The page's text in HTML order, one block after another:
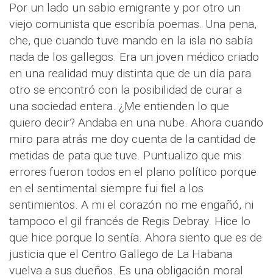
Por un lado un sabio emigrante y por otro un
viejo comunista que escribía poemas. Una pena,
che, que cuando tuve mando en la isla no sabía
nada de los gallegos. Era un joven médico criado
en una realidad muy distinta que de un día para
otro se encontró con la posibilidad de curar a
una sociedad entera. ¿Me entienden lo que
quiero decir? Andaba en una nube. Ahora cuando
miro para atrás me doy cuenta de la cantidad de
metidas de pata que tuve. Puntualizo que mis
errores fueron todos en el plano político porque
en el sentimental siempre fui fiel a los
sentimientos. A mi el corazón no me engañó, ni
tampoco el gil francés de Regis Debray. Hice lo
que hice porque lo sentía. Ahora siento que es de
justicia que el Centro Gallego de La Habana
vuelva a sus dueños. Es una obligación moral